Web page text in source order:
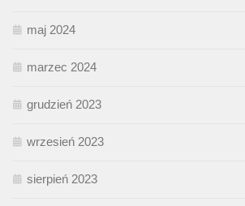
maj 2024
marzec 2024
grudzień 2023
wrzesień 2023
sierpień 2023